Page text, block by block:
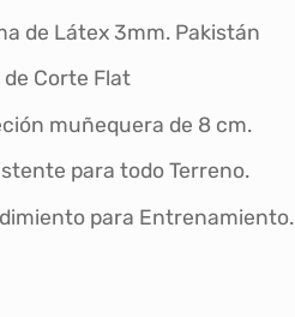
de Látex 3mm. Pakistán
de Corte Flat
muñequera de 8 cm.
para todo Terreno.
para Entrenamiento.